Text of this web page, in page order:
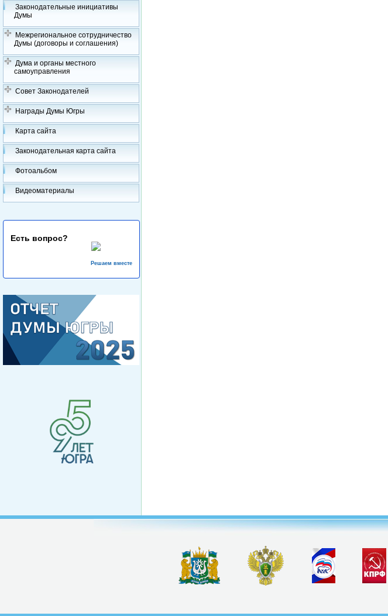
Законодательные инициативы
Думы
Межрегиональное сотрудничество
Думы (договоры и соглашения)
Дума и органы местного
самоуправления
Совет Законодателей
Награды Думы Югры
Карта сайта
Законодательная карта сайта
Фотоальбом
Видеоматериалы
Есть вопрос?
Решаем вместе